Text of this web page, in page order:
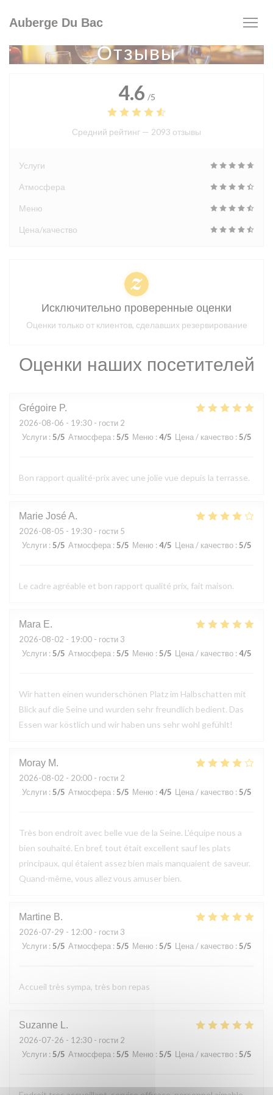
Auberge Du Bac
Отзывы
Оценки наших посетителей
Grégoire P
2026-08-06 - 19:30 - гости 2
Услуги : 5/5 Атмосфера : 5/5 Меню : 4/5 Цена / качество : 5/5
Bon rapport qualité-prix avec une jolie vue depuis la terrasse.
Marie José A
2026-08-05 - 19:30 - гости 5
Услуги : 5/5 Атмосфера : 5/5 Меню : 4/5 Цена / качество : 5/5
Le cadre agréable et bon rapport qualité prix, fait maison.
Mara E
2026-08-02 - 19:00 - гости 3
Услуги : 5/5 Атмосфера : 5/5 Меню : 5/5 Цена / качество : 4/5
Wir hatten einen wunderschönen Platz im Halbschatten mit
Blick auf die Seine und wurden sehr freundlich bedient. Das
Essen war köstlich und wir haben uns sehr wohl gefühlt!
Moray M
2026-08-02 - 20:00 - гости 2
Услуги : 5/5 Атмосфера : 5/5 Меню : 4/5 Цена / качество : 5/5
Très bon endroit avec belle vue de la Seine. L'équipe nous a
bien souhaité. En bref, tout était excellent sauf les plats
principaux, qui étaient assez bien mais manquaient de saveur.
Quand-même, vous allez vous amuser bien.
Martine B
2026-07-29 - 12:00 - гости 3
Услуги :5/5 Атмосфера : 5/5 Меню : 5/5 Цена / качество : 5/5
Accueil très sympa, très bon repas
Suzanne L
2026-07-26 - 12:30 - гости 2
Услуги : 5/5 Атмосфера : 5/5 Меню : 5/5 Цена / качество : 5/5
4.6 /5
Средний рейтинг — 2093 отзывы
Услуги
Атмосфера
Меню
Цена/качество
Исключительно проверенные оценки
Оценки только от клиентов, сделавших резервирование